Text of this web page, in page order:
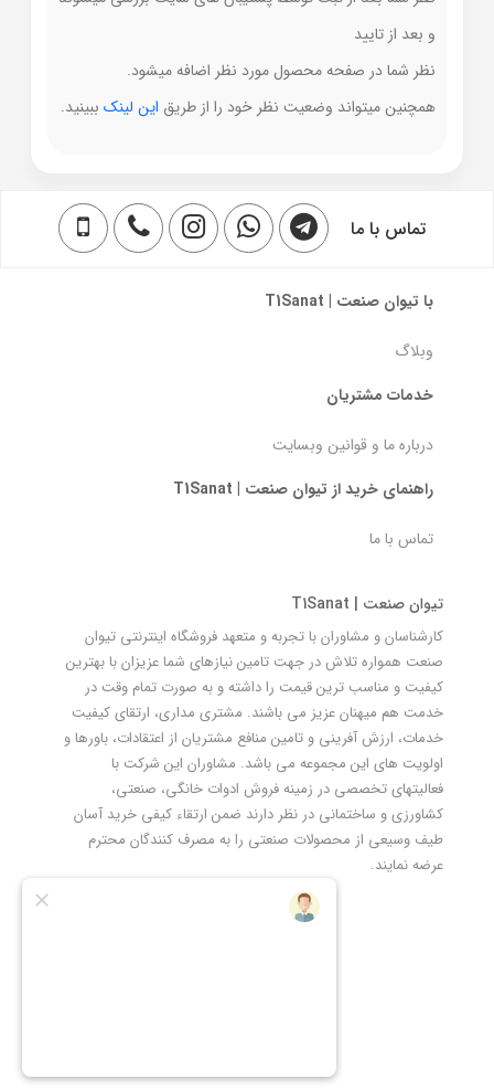
و بعد از تایید
نظر شما در صفحه محصول مورد نظر اضافه میشود.
همچنین میتواند وضعیت نظر خود را از طریق این لینک ببینید.
تماس با ما
با تیوان صنعت | T1Sanat
وبلاگ
خدمات مشتریان
درباره ما و قوانین وبسایت
راهنمای خرید از تیوان صنعت | T1Sanat
تماس با ما
تیوان صنعت | T1Sanat
کارشناسان و مشاوران با تجربه و متعهد فروشگاه اینترنتی تیوان
صنعت همواره تلاش در جهت تامین نیازهای شما عزیزان با بهترین
کیفیت و مناسب ترین قیمت را داشته و به صورت تمام وقت در
خدمت هم میهنان عزیز می باشند. مشتری مداری، ارتقای کیفیت
خدمات، ارزش آفرینی و تامین منافع مشتریان از اعتقادات، باورها و
اولویت های این مجموعه می باشد. مشاوران این شرکت با
فعالیتهای تخصصی در زمینه فروش ادوات خانگی، صنعتی،
کشاورزی و ساختمانی در نظر دارند ضمن ارتقاء کیفی خرید آسان
طیف وسیعی از محصولات صنعتی را به مصرف کنندگان محترم
عرضه نمایند.